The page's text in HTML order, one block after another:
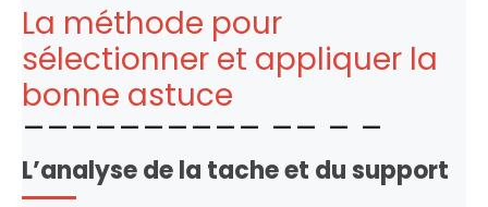
La méthode pour
sélectionner et appliquer la
bonne astuce
L’analyse de la tache et du support